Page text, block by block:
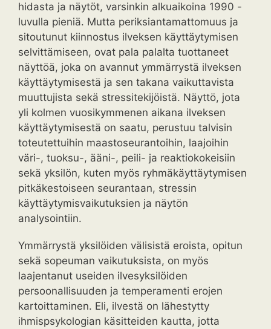
hidasta ja näytöt, varsinkin alkuaikoina 1990 -
luvulla pieniä. Mutta periksiantamattomuus ja
sitoutunut kiinnostus ilveksen käyttäytymisen
selvittämiseen, ovat pala palalta tuottaneet
näyttöä, joka on avannut ymmärrystä ilveksen
käyttäytymisestä ja sen takana vaikuttavista
muuttujista sekä stressitekijöistä. Näyttö, jota
yli kolmen vuosikymmenen aikana ilveksen
käyttäytymisestä on saatu, perustuu talvisin
toteutettuihin maastoseurantoihin, laajoihin
väri-, tuoksu-, ääni-, peili- ja reaktiokokeisiin
sekä yksilön, kuten myös ryhmäkäyttäytymisen
pitkäkestoiseen seurantaan, stressin
käyttäytymisvaikutuksien ja näytön
analysointiin.
Ymmärrystä yksilöiden välisistä eroista, opitun
sekä sopeuman vaikutuksista, on myös
laajentanut useiden ilvesyksilöiden
persoonallisuuden ja temperamenti erojen
kartoittaminen. Eli, ilvestä on lähestytty
ihmispsykologian käsitteiden kautta, jotta